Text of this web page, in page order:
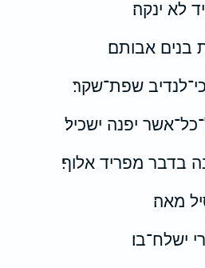
לא ינקה׃
בנים אבותם׃
שפת־שקר׃
יפנה ישכיל׃
מפריד אלוף׃
מאה׃
ישלח־בו׃